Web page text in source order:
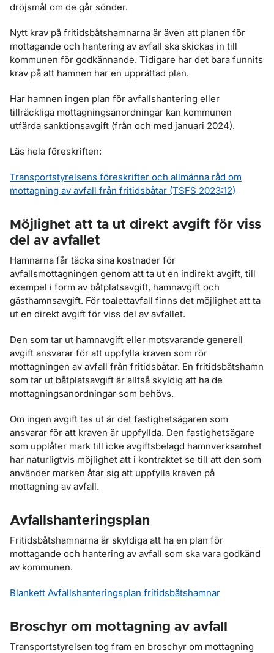
dröjsmål om de går sönder.
Nytt krav på fritidsbåtshamnarna är även att planen för
mottagande och hantering av avfall ska skickas in till
kommunen för godkännande. Tidigare har det bara funnits
krav på att hamnen har en upprättad plan.
Har hamnen ingen plan för avfallshantering eller
tillräckliga mottagningsanordningar kan kommunen
utfärda sanktionsavgift (från och med januari 2024).
Läs hela föreskriften:
Transportstyrelsens föreskrifter och allmänna råd om
mottagning av avfall från fritidsbåtar (TSFS 2023:12)
Möjlighet att ta ut direkt avgift för viss
del av avfallet
Hamnarna får täcka sina kostnader för
avfallsmottagningen genom att ta ut en indirekt avgift, till
exempel i form av båtplatsavgift, hamnavgift och
gästhamnsavgift. För toalettavfall finns det möjlighet att ta
ut en direkt avgift för viss del av avfallet.
Den som tar ut hamnavgift eller motsvarande generell
avgift ansvarar för att uppfylla kraven som rör
mottagningen av avfall från fritidsbåtar. En fritidsbåtshamn
som tar ut båtplatsavgift är alltså skyldig att ha de
mottagningsanordningar som behövs.
Om ingen avgift tas ut är det fastighetsägaren som
ansvarar för att kraven är uppfyllda. Den fastighetsägare
som upplåter mark till icke avgiftsbelagd hamnverksamhet
har naturligtvis möjlighet att i kontraktet se till att den som
använder marken åtar sig att uppfylla kraven på
mottagning av avfall.
Avfallshanteringsplan
Fritidsbåtshamnarna är skyldiga att ha en plan för
mottagande och hantering av avfall som ska vara godkänd
av kommunen.
Blankett Avfallshanteringsplan fritidsbåtshamnar
Broschyr om mottagning av avfall
Transportstyrelsen tog fram en broschyr om mottagning